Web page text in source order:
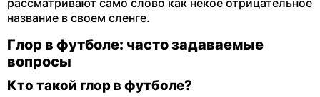
рассматривают само слово как некое отрицательное
название в своем сленге.
Глор в футболе: часто задаваемые
вопросы
Кто такой глор в футболе?